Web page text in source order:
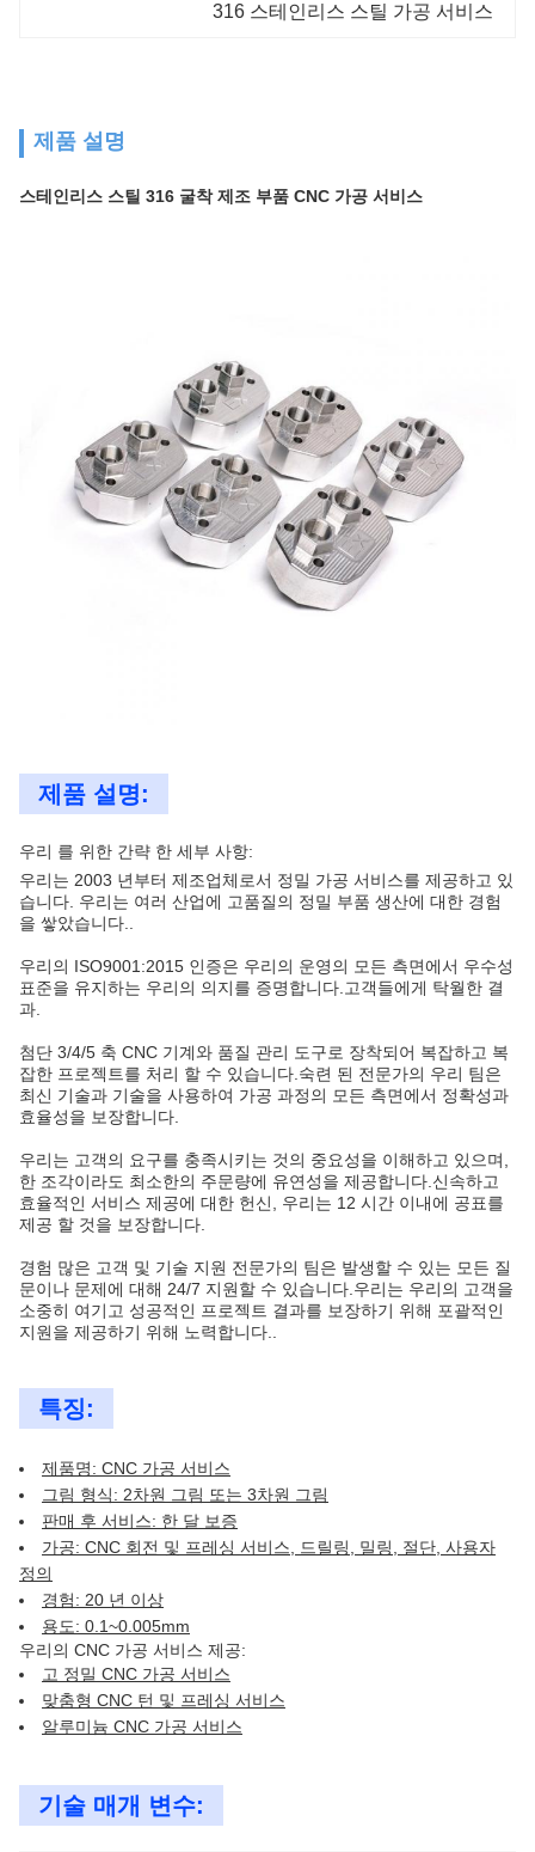
316 스테인리스 스틸 가공 서비스
제품 설명
스테인리스 스틸 316 굴착 제조 부품 CNC 가공 서비스
제품 설명:
우리 를 위한 간략 한 세부 사항:
우리는 2003 년부터 제조업체로서 정밀 가공 서비스를 제공하고 있
습니다. 우리는 여러 산업에 고품질의 정밀 부품 생산에 대한 경험
을 쌓았습니다..
우리의 ISO9001:2015 인증은 우리의 운영의 모든 측면에서 우수성
표준을 유지하는 우리의 의지를 증명합니다.고객들에게 탁월한 결
과.
첨단 3/4/5 축 CNC 기계와 품질 관리 도구로 장착되어 복잡하고 복
잡한 프로젝트를 처리 할 수 있습니다.숙련 된 전문가의 우리 팀은
최신 기술과 기술을 사용하여 가공 과정의 모든 측면에서 정확성과
효율성을 보장합니다.
우리는 고객의 요구를 충족시키는 것의 중요성을 이해하고 있으며,
한 조각이라도 최소한의 주문량에 유연성을 제공합니다.신속하고
효율적인 서비스 제공에 대한 헌신, 우리는 12 시간 이내에 공표를
제공 할 것을 보장합니다.
경험 많은 고객 및 기술 지원 전문가의 팀은 발생할 수 있는 모든 질
문이나 문제에 대해 24/7 지원할 수 있습니다.우리는 우리의 고객을
소중히 여기고 성공적인 프로젝트 결과를 보장하기 위해 포괄적인
지원을 제공하기 위해 노력합니다..
특징:
제품명: CNC 가공 서비스
그림 형식: 2차원 그림 또는 3차원 그림
판매 후 서비스: 한 달 보증
가공: CNC 회전 및 프레싱 서비스, 드릴링, 밀링, 절단, 사용자
정의
경험: 20 년 이상
용도: 0.1~0.005mm
우리의 CNC 가공 서비스 제공:
고 정밀 CNC 가공 서비스
맞춤형 CNC 턴 및 프레싱 서비스
알루미늄 CNC 가공 서비스
기술 매개 변수: